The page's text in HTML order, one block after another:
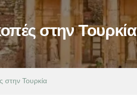
στην Τουρκία
στην Τουρκία